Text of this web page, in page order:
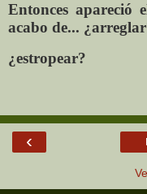
Entonces apareció
acabo de...
¿estropear?
‹